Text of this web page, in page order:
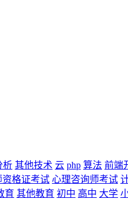
析 其他技术 云 php 算法 前端
资格证考试 心理咨询师考试
育 其他教育 初中 高中 大学